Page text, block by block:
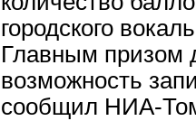
городского
Главным призом
возможность
сообщил НИА-